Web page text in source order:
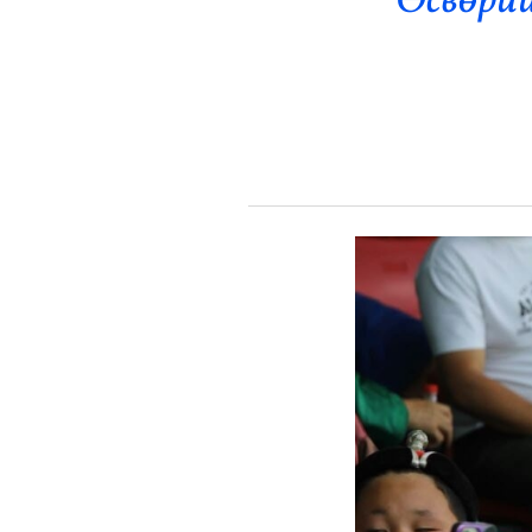
Энтертайнмент
Эрэн Сурвалжилга